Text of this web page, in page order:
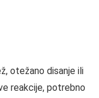
otežano disanje ili
reakcije, potrebno